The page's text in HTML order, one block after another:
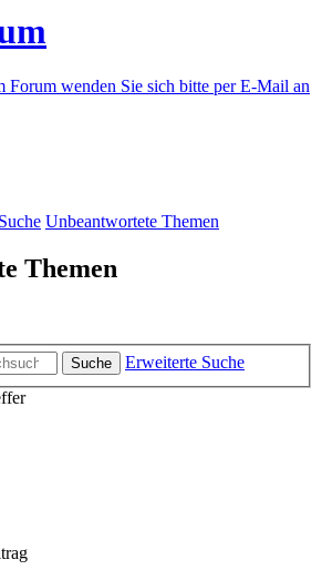
Forum wenden Sie sich bitte per E-Mail an
Suche Unbeantwortete Themen
Themen
Suche
Erweiterte Suche